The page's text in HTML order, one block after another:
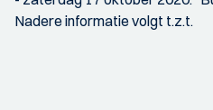
Nadere informatie volgt t.z.t.